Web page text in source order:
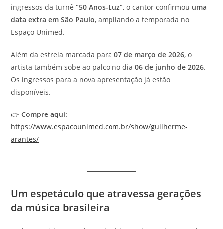
ingressos da turnê“50 Anos-Luz”, o cantor confirmou uma
data extra em São Paulo, ampliando a temporada no
Espaço Unimed.
Além da estreia marcada para07 de março de 2026, o
artista também sobe ao palco no dia06 de junho de 2026.
Os ingressos para a nova apresentação já estão
disponíveis.
👉Compre aqui:
https://www.espacounimed.com.br/show/guilherme-
arantes/
Um espetáculo que atravessa gerações
da música brasileira